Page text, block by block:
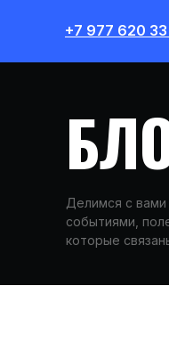
+7 977 620
Делимся с
событиями,
которые